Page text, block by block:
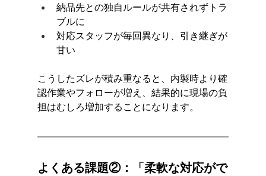
納品先との独自ルールが共有されずトラ
ブルに
対応スタッフが毎回異なり、引き継ぎが
甘い
こうしたズレが積み重なると、内製時より確
認作業やフォローが増え、結果的に現場の負
担はむしろ増加することになります。
よくある課題②：「柔軟な対応がで